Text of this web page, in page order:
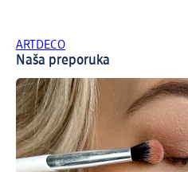
ARTDECO
Naša preporuka